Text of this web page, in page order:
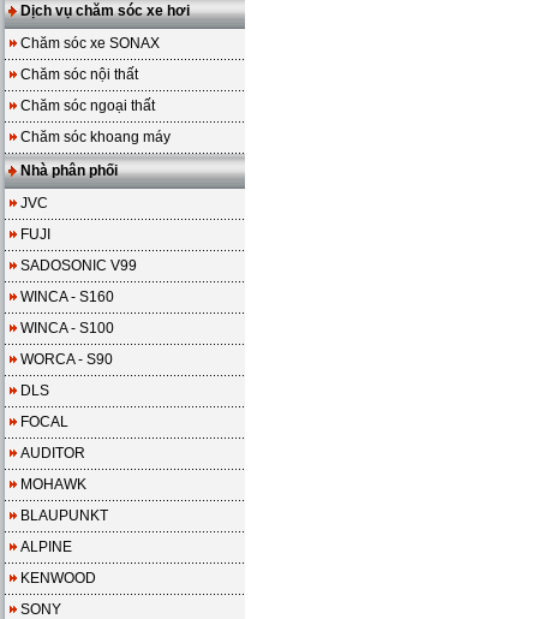
Dịch vụ chăm sóc xe hơi
Chăm sóc xe SONAX
Chăm sóc nội thất
Chăm sóc ngoại thất
Chăm sóc khoang máy
Nhà phân phối
JVC
FUJI
SADOSONIC V99
WINCA - S160
WINCA - S100
WORCA - S90
DLS
FOCAL
AUDITOR
MOHAWK
BLAUPUNKT
ALPINE
KENWOOD
SONY